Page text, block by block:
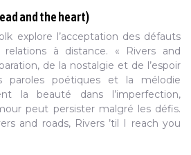
and the heart)
explore l’acceptation des défauts
à distance. « Rivers and
de la nostalgie et de l’espoir
paroles poétiques et la mélodie
la beauté dans l’imperfection,
peut persister malgré les défis.
and roads, Rivers ’til I reach you